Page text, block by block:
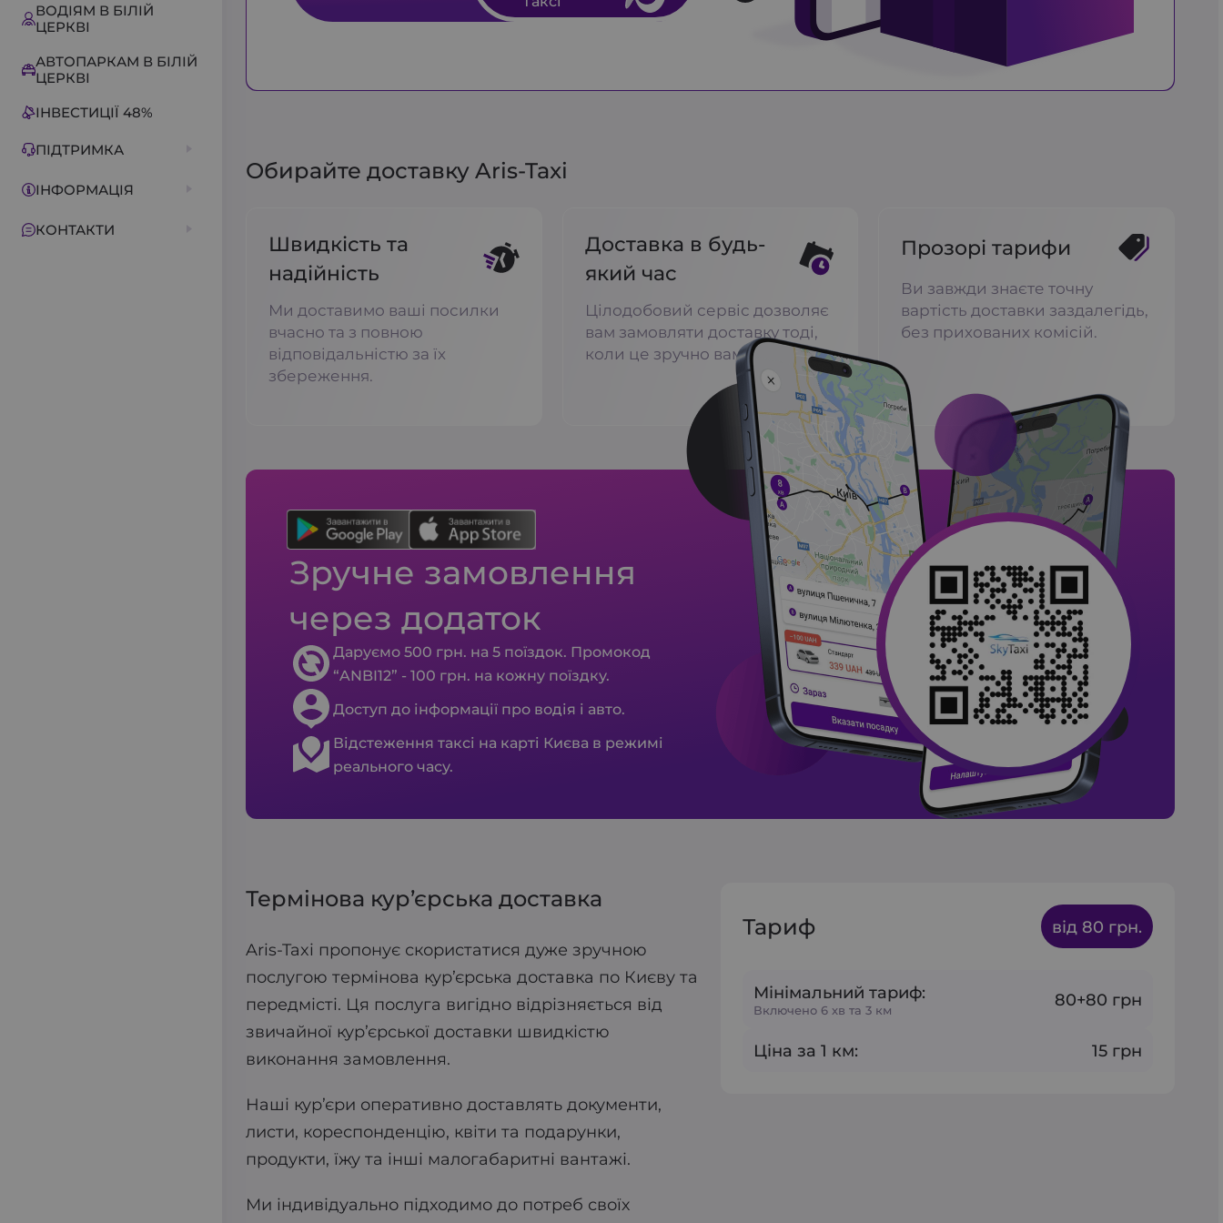
ВОДІЯМ В БІЛІЙ
ЦЕРКВІ
АВТОПАРКАМ В БІЛІЙ
ЦЕРКВІ
ІНВЕСТИЦІЇ 48%
ПІДТРИМКА
ІНФОРМАЦІЯ
КОНТАКТИ
Обирайте доставку Aris-Taxi
Швидкість та
надійність
Ми доставимо ваші посилки
вчасно та з повною
відповідальністю за їх
збереження.
Доставка в будь-
який час
Цілодобовий сервіс дозволяє
вам замовляти доставку тоді,
коли це зручно вам.
Прозорі тарифи
Ви завжди знаєте точну
вартість доставки заздалегідь,
без прихованих комісій.
Зручне замовлення
через додаток
Даруємо 500 грн. на 5 поїздок. Промокод
“ANBI12” - 100 грн. на кожну поїздку.
Доступ до інформації про водія і авто.
Відстеження таксі на карті Києва в режимі
реального часу.
Термінова кур’єрська доставка
Aris-Taxi пропонує скористатися дуже зручною
послугою термінова кур’єрська доставка по Києву та
передмісті. Ця послуга вигідно відрізняється від
звичайної кур’єрської доставки швидкістю
виконання замовлення.
Наші кур’єри оперативно доставлять документи,
листи, кореспонденцію, квіти та подарунки,
продукти, їжу та інші малогабаритні вантажі.
Ми індивідуально підходимо до потреб своїх
Тариф від 80 грн.
Мінімальний тариф:
Включено 6 хв та 3 км 80+80 грн
Ціна за 1 км: 15 грн